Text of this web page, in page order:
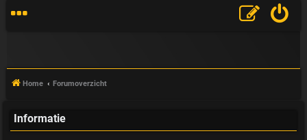
V
Home Forumoverzicht
Informatie